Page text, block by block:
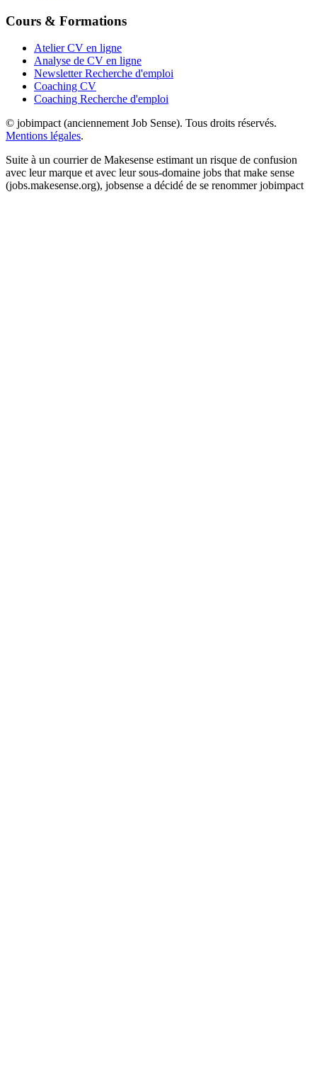
Cours & Formations
Atelier CV en ligne
Analyse de CV en ligne
Newsletter Recherche d'emploi
Coaching CV
Coaching Recherche d'emploi
© jobimpact (anciennement Job Sense). Tous droits réservés.
Mentions légales.
Suite à un courrier de Makesense estimant un risque de confusion
avec leur marque et avec leur sous-domaine jobs that make sense
(jobs.makesense.org), jobsense a décidé de se renommer jobimpact